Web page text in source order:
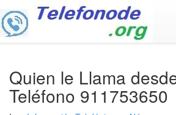
Quien le Llama
Teléfono 911753650